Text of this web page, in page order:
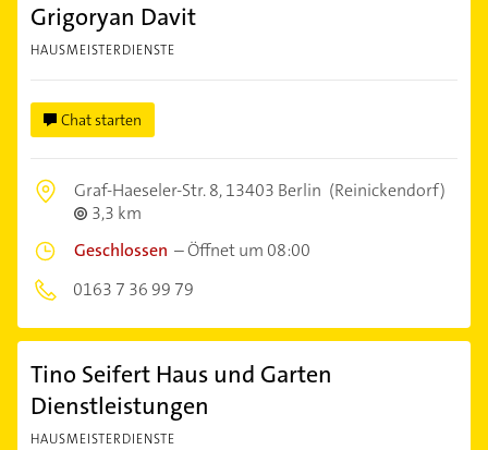
Grigoryan Davit
HAUSMEISTERDIENSTE
Chat starten
Graf-Haeseler-Str. 8,13403 Berlin (Reinickendorf)
3,3 km
Geschlossen –Öffnet um 08:00
0163 7 36 99 79
Tino Seifert Haus und Garten
Dienstleistungen
HAUSMEISTERDIENSTE